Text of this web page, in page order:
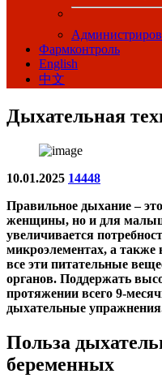
Фармконтроль
English
中文
Дыхательная
10.01.2025 14448
Правильное дыхание –
женщины, но и для
увеличивается
микроэлементах, а также
все эти питательные
органов. Поддержать
протяжении всего 9-
дыхательные
Польза
беременных